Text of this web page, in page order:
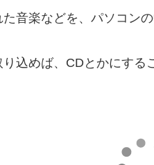
音楽などを、パソコンの
込めば、CDとかにする